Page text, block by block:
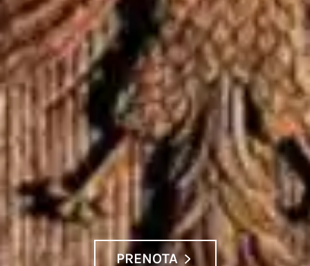
PRENOTA